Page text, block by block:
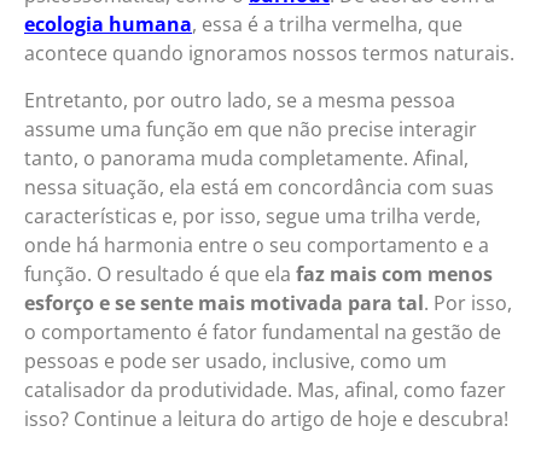
ecologia humana, essa é a trilha vermelha, que
acontece quando ignoramos nossos termos naturais.
Entretanto, por outro lado, se a mesma pessoa
assume uma função em que não precise interagir
tanto, o panorama muda completamente. Afinal,
nessa situação, ela está em concordância com suas
características e, por isso, segue uma trilha verde,
onde há harmonia entre o seu comportamento e a
função. O resultado é que ela faz mais com menos
esforço e se sente mais motivada para tal. Por isso,
o comportamento é fator fundamental na gestão de
pessoas e pode ser usado, inclusive, como um
catalisador da produtividade. Mas, afinal, como fazer
isso? Continue a leitura do artigo de hoje e descubra!